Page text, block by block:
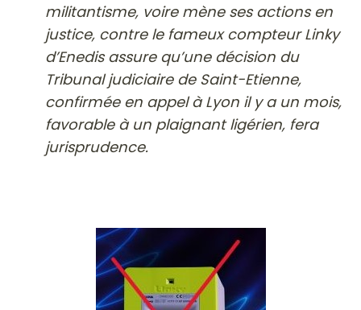
militantisme, voire mène ses actions en
justice, contre le fameux compteur Linky
d’Enedis assure qu’une décision du
Tribunal judiciaire de Saint-Etienne,
confirmée en appel à Lyon il y a un mois,
favorable à un plaignant ligérien, fera
jurisprudence.